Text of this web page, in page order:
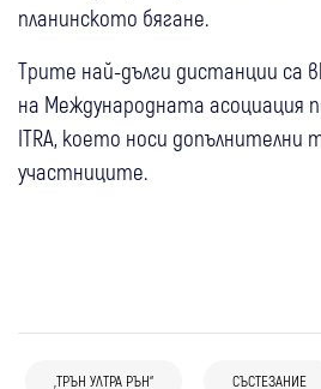
планинското бягане.
Трите най-дълги дистанции са
на Международната асоциация
ITRA, което носи допълнителни
участниците.
„ТРЪН УЛТРА РЪН“ СЪСТЕЗАНИЕ